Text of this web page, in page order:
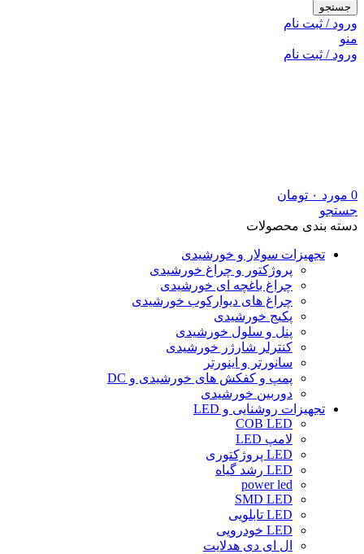
جستجو
ورود / ثبت نام
منو
ورود / ثبت نام
0 مورد ۰ تومان
جستجو
دسته بندی محصولات
تجهیزات سولار و خورشیدی
پروژکتور و چراغ خورشیدی
چراغ باغچه ای خورشیدی
چراغ های دیوارکوب خورشیدی
پکیج خورشیدی
پنل و سلول خورشیدی
کنترلر شارژر خورشیدی
سانورتر و اینورتر
پمپ و کفکش های خورشیدی و DC
دوربین خورشیدی
تجهیزات روشنایی و LED
COB LED
لامپ LED
LED پروژکتوری
LED رشد گیاه
power led
SMD LED
LED تابلویی
LED خودرویی
ال ای دی هدلایت